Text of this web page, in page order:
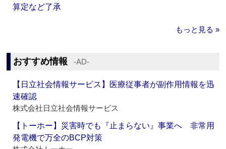
算定など了承
もっと見る »
おすすめ情報 ‐AD‐
【日立社会情報サービス】医療従事者が副作用情報を迅
速確認
株式会社日立社会情報サービス
【トーホー】災害時でも『止まらない』事業へ 非常用
発電機で万全のBCP対策